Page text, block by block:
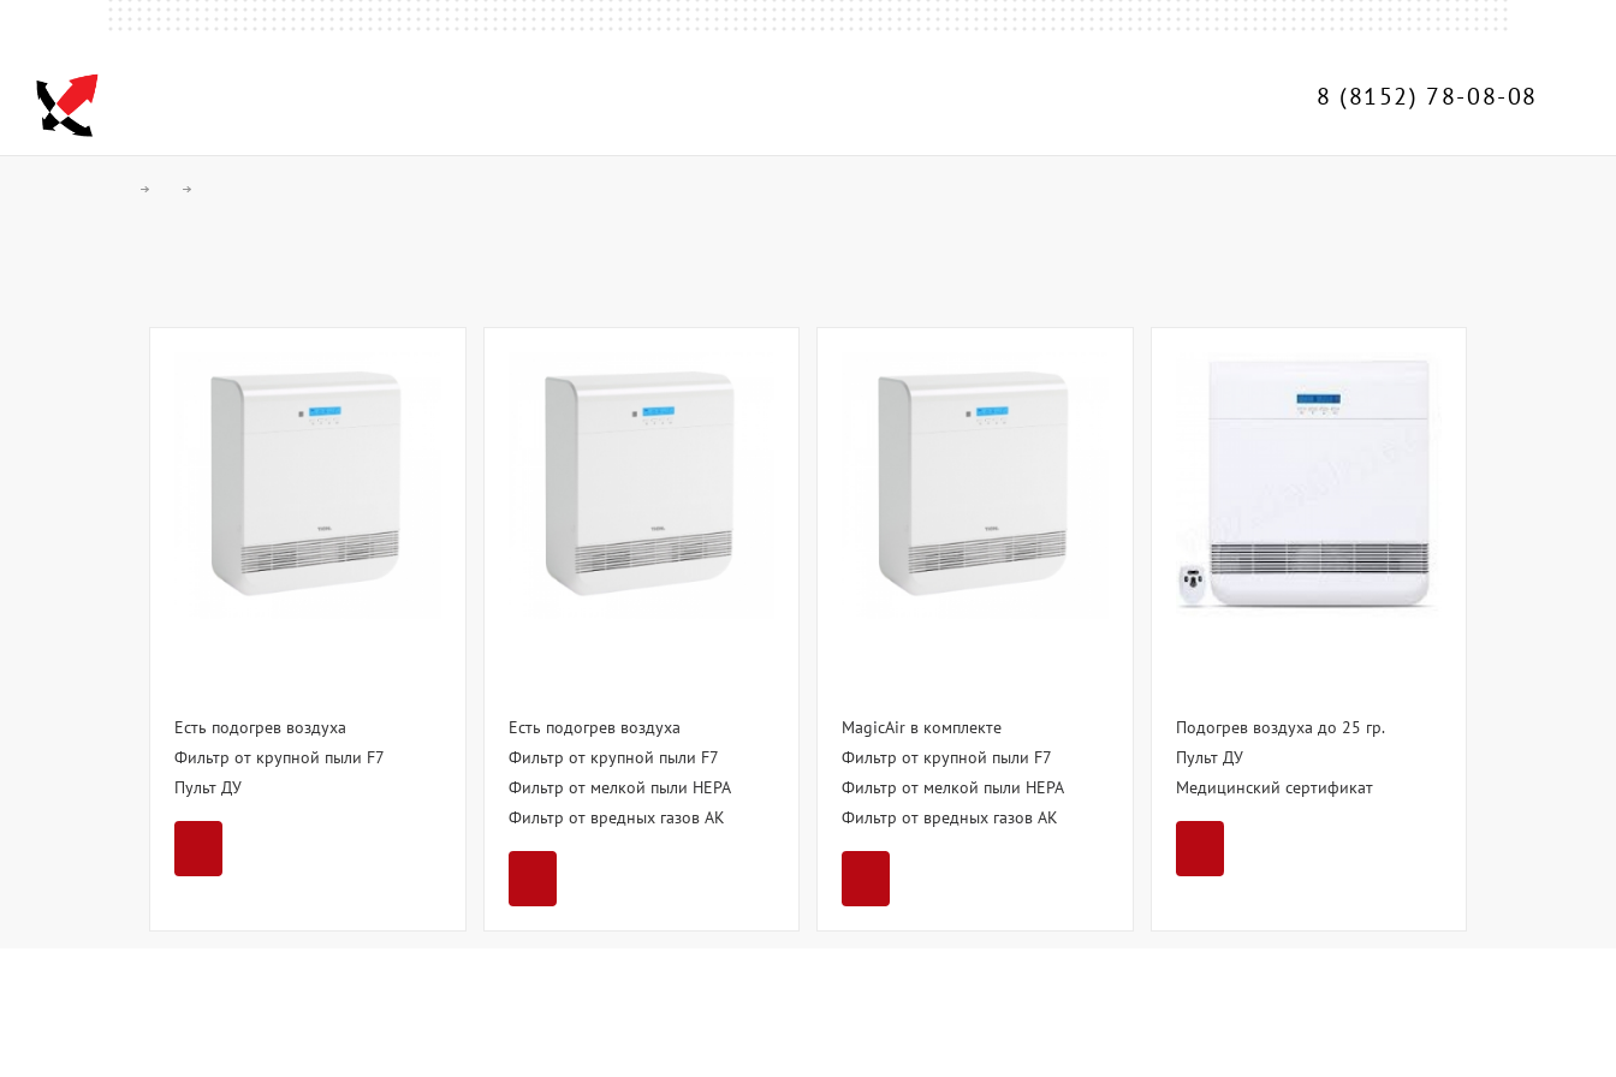
8 (8152) 78-08-08
Есть подогрев воздуха
Фильтр от крупной пыли F7
Пульт ДУ
Есть подогрев воздуха
Фильтр от крупной пыли F7
Фильтр от мелкой пыли HEPA
Фильтр от вредных газов AK
MagicAir в комплекте
Фильтр от крупной пыли F7
Фильтр от мелкой пыли HEPA
Фильтр от вредных газов AK
Подогрев воздуха до 25 гр.
Пульт ДУ
Медицинский сертификат